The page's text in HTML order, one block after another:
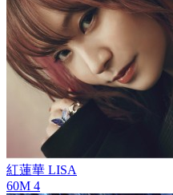
紅蓮華 LISA
60M 4